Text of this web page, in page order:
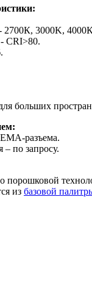
2700К, 3000K,
- СRI>80.
больших
разъема.
– по запросу.
порошковой
из базовой